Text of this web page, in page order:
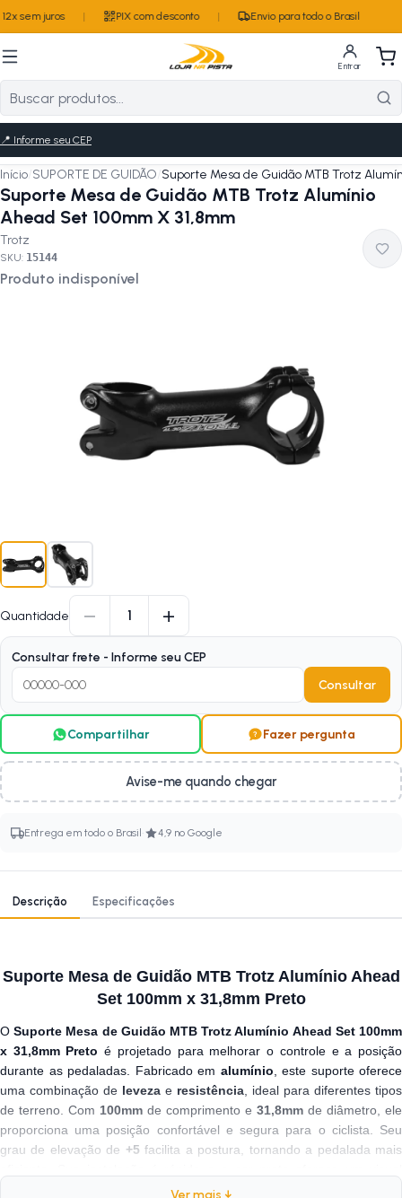
sem juros PIX com desconto Envio para todo o Brasil
Entrar
📍 Informe seu CEP
Início/SUPORTE DE GUIDÃO/Suporte Mesa de Guidão MTB Trotz
Suporte Mesa de Guidão MTB Trotz Alumínio
Ahead Set 100mm X 31,8mm
Trotz
SKU: 15144
Produto indisponível
Quantidade − 1 +
Consultar frete - Informe seu CEP
Consultar
Compartilhar Fazer pergunta
Avise-me quando chegar
Entrega em todo o Brasil · 4,9 no Google
Descrição Especificações
Suporte Mesa de Guidão MTB Trotz Alumínio Ahead
Set 100mm x 31,8mm Preto
OSuporte Mesa de Guidão MTB Trotz Alumínio Ahead Set 100mm
x 31,8mm Preto é projetado para melhorar o controle e a posição
durante as pedaladas. Fabricado em alumínio , este suporte oferece
uma combinação de leveza e resistência , ideal para diferentes tipos
de terreno. Com 100mm de comprimento e 31,8mm de diâmetro, ele
proporciona uma posição confortável e segura para o ciclista. Seu
grau de elevação de +5 facilita a postura, tornando a pedalada mais
moderno e discreto para sua bicicleta.
Ver mais ↓